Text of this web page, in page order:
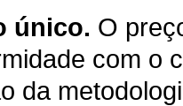
único. O
com o
da